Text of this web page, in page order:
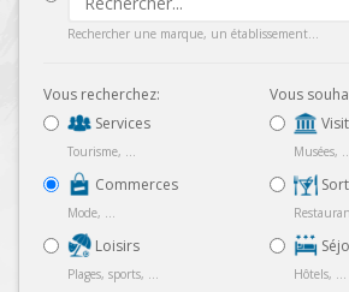
Rechercher une marque, un établissement...
Vous recherchez:
Services
Tourisme, ...
Commerces
Mode, ...
Loisirs
Plages, sports, ...
Vous
Musées,
Hôtels, ...